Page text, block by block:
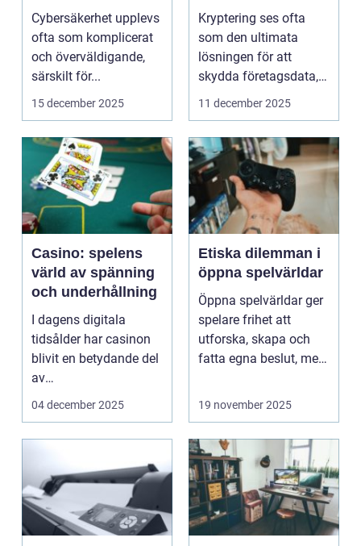
cybersäkerhet för
icke-tekniska
användare
Cybersäkerhet upplevs
ofta som komplicerat
och överväldigande,
särskilt för...
15 december 2025
När säker kod kan
missleda företag
Kryptering ses ofta
som den ultimata
lösningen för att
skydda företagsdata,
men verkl...
11 december 2025
Casino: spelens
värld av spänning
och underhållning
I dagens digitala
tidsålder har casinon
blivit en betydande del
av
onlineunderhållning. ...
04 december 2025
Etiska dilemman i
öppna spelvärldar
Öppna spelvärldar ger
spelare frihet att
utforska, skapa och
fatta egna beslut, men
19 november 2025